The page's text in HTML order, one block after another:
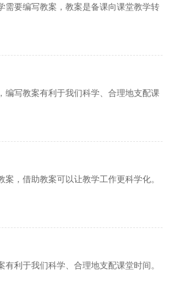
需要编写教案，教案是备课向课堂教学转
编写教案有利于我们科学、合理地支配课
，借助教案可以让教学工作更科学化。
利于我们科学、合理地支配课堂时间。